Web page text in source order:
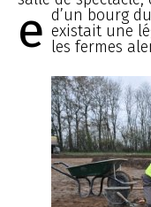
d’un bourg
e existait une
les fermes